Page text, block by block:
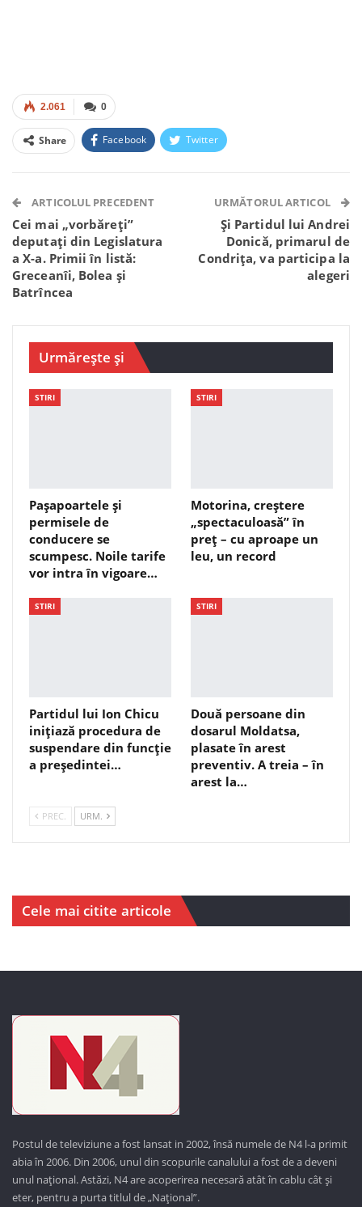
0
2.061
Share Facebook Twitter
Telegram WhatsApp Viber
ARTICOLUL PRECEDENT
Cei mai „vorbăreți”
deputați din Legislatura
a X-a. Primii în listă:
Greceanîi, Bolea și
Batrîncea
URMĂTORUL ARTICOL
Și Partidul lui Andrei
Donică, primarul de
Condrița, va participa la
alegeri
Urmărește și
STIRI
Pașapoartele și
permisele de
conducere se
scumpesc. Noile tarife
vor intra în vigoare…
STIRI
Motorina, creștere
„spectaculoasă” în
preț – cu aproape un
leu, un record
STIRI
Partidul lui Ion Chicu
inițiază procedura de
suspendare din funcție
a președintei…
STIRI
Două persoane din
dosarul Moldatsa,
plasate în arest
preventiv. A treia – în
arest la…
PREC. URM.
Cele mai citite articole
Postul de televiziune a fost lansat in 2002, însă numele de N4 l-a primit
abia în 2006. Din 2006, unul din scopurile canalului a fost de a deveni
unul național. Astăzi, N4 are acoperirea necesară atât în cablu cât și
eter, pentru a purta titlul de „Național”.